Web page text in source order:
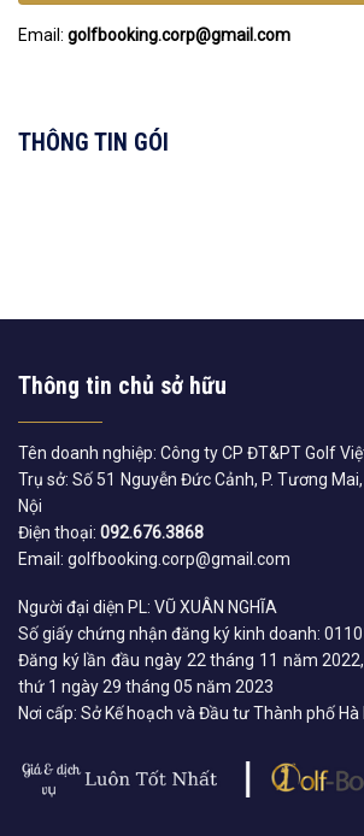
Email: golfbooking.corp@gmail.com
THÔNG TIN GÓI
Thông tin chủ sở hữu
Tên doanh nghiệp: Công ty CP ĐT&PT Golf
Trụ sở: Số 51 Nguyễn Đức Cảnh, P. Tương
Nội
Điện thoại: 092.676.3868
Email: golfbooking.corp@gmail.com
Người đại diện PL: VŨ XUÂN NGHĨA
Số giấy chứng nhận đăng ký kinh doanh:
Đăng ký lần đầu ngày 22 tháng 11 năm
thứ 1 ngày 29 tháng 05 năm 2023
Nơi cấp: Sở Kế hoạch và Đầu tư Thành phố Hà